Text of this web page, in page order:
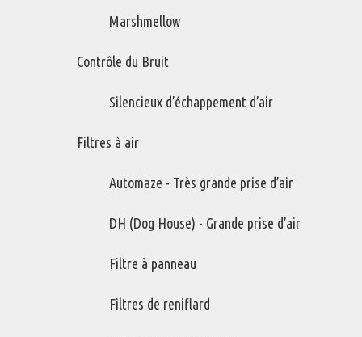
Marshmellow
Contrôle du Bruit
Silencieux d’échappement d’air
Filtres à air
Automaze - Très grande prise d’air
DH (Dog House) - Grande prise d’air
Filtre à panneau
Filtres de reniflard
une liste alphabétique étendue qui donne une brève définition des
Recherche par mot
Recherche par lettre
Retour à l'index complet